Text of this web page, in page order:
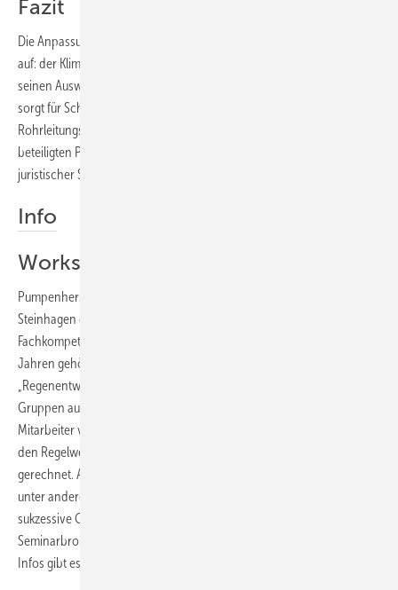
Fazit
Die Anpassung der Regenreihen in der aktuellen DIN 1986-100 zeigt
auf: der Klimawandel ist da und wir können uns nur bedingt vor
seinen Auswirkungen schützen. Eine fachgerechte Rückstausicherung
sorgt für Schutz gegen das Wasser aus dem verbundenen
Rohrleitungsnetz. Die richtige Planung im Vorfeld bietet für die
beteiligten Planer und ausführenden Firmen vor allem Schutz aus
juristischer Sicht.
Info
Workshop Überflutungsschutz
Pumpenhersteller Pentair Jung Pumpen bietet im westfälischen
Steinhagen ein Seminarprogramm zur Erhöhung der Beratungs- und
Fachkompetenz rund um das Thema Rückstausicherung an. Seit zwei
Jahren gehört hierzu auch der regelmäßig stattfindende Workshop
„Regenentwässerung und Überflutungsschutz“. In heterogenen
Gruppen aus den Zielgruppen Planer, kommunale Mitarbeiter und
Mitarbeiter von ausführenden Firmen, werden Anforderungen aus
den Regelwerken behandelt sowie Überflutungsnachweise
gerechnet. Auch praktische Lösungsumsetzungen werden gezeigt,
unter anderem auch solche, die spezielle Geländetopographien oder
sukzessive Gebäudeerweiterungen berücksichtigen. Eine aktuelle
Seminarbroschüre mit Seminarinhalten und -terminen sowie weitere
Infos gibt es unter